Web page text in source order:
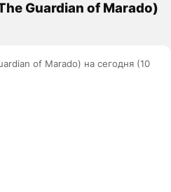
Guardian of Marado)
of Marado) на сегодня (10